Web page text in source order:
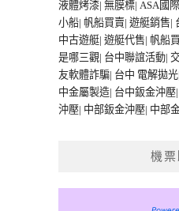
液體烤漆| 無膜標| ASA國
小船| 帆船買賣| 遊艇銷售|
中古遊艇| 遊艇代售| 帆船
是哪三觀| 台中聯誼活動|
友軟體詐騙| 台中 電解拋光
中金屬製造| 台中鈑金沖壓|
沖壓| 中部鈑金沖壓| 中部
機票